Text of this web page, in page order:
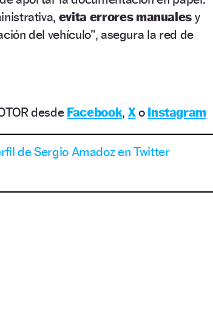
evita errores manuales y
del vehículo”, asegura la red de
desde Facebook, Xo Instagram
de Sergio Amadoz en Twitter